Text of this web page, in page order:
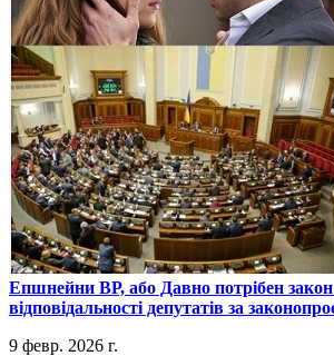
​Епшнейни ВР, або Давно потрібен
відповідальності депутатів за
9 февр. 2026 г.